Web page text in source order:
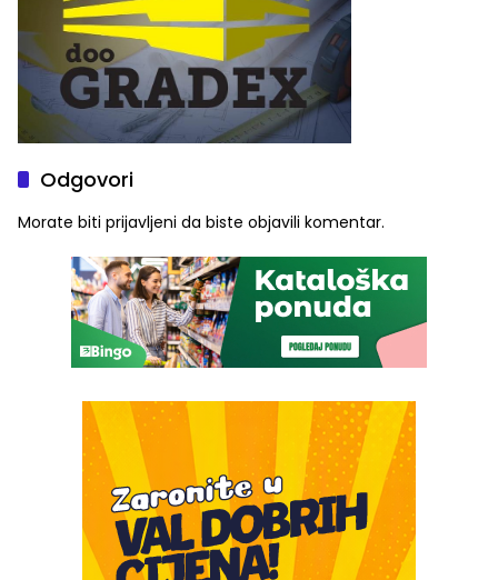
Odgovori
Morate biti prijavljeni da biste objavili komentar.